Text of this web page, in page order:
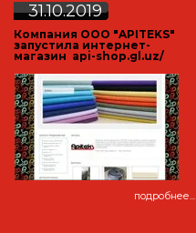
31.10.2019
Компания ООО "APITEKS"
запустила интернет-
магазин api-shop.gl.uz/
подробнее...